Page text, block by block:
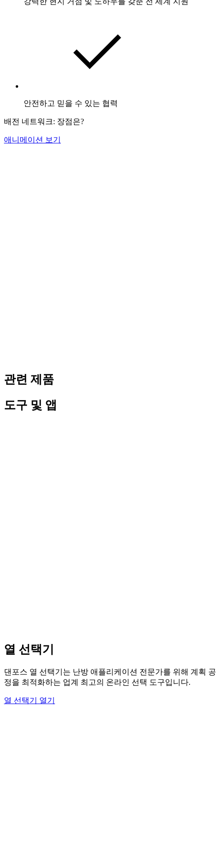
안전하고 믿을 수 있는 협력
배전 네트워크: 장점은?
애니메이션 보기
관련 제품
도구 및 앱
열 선택기
댄포스 열 선택기는 난방 애플리케이션 전문가를 위해 계획 공
정을 최적화하는 업계 최고의 온라인 선택 도구입니다.
열 선택기 열기